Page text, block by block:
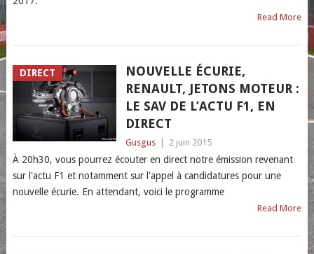
Read More
DIRECT
NOUVELLE ÉCURIE,
RENAULT, JETONS MOTEUR :
LE SAV DE L’ACTU F1, EN
DIRECT
Gusgus 2 juin 2015
À 20h30, vous pourrez écouter en direct notre émission revenant
sur l'actu F1 et notamment sur l'appel à candidatures pour une
nouvelle écurie. En attendant, voici le programme
Read More